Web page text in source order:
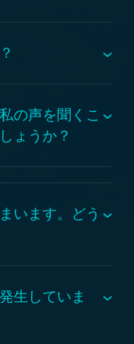
の声を聞くこ
ょうか？
います。どう
あります。ルー
生していま